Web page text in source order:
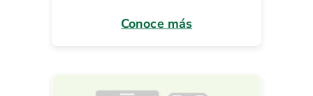
Conoce más